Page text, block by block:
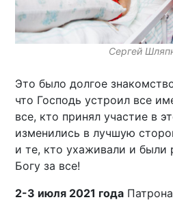
Сергей
Это было долгое
что Господь устроил все
все, кто принял участие в
изменились в лучшую
и те, кто ухаживали и были
Богу за все!
2-3 июля 2021 года